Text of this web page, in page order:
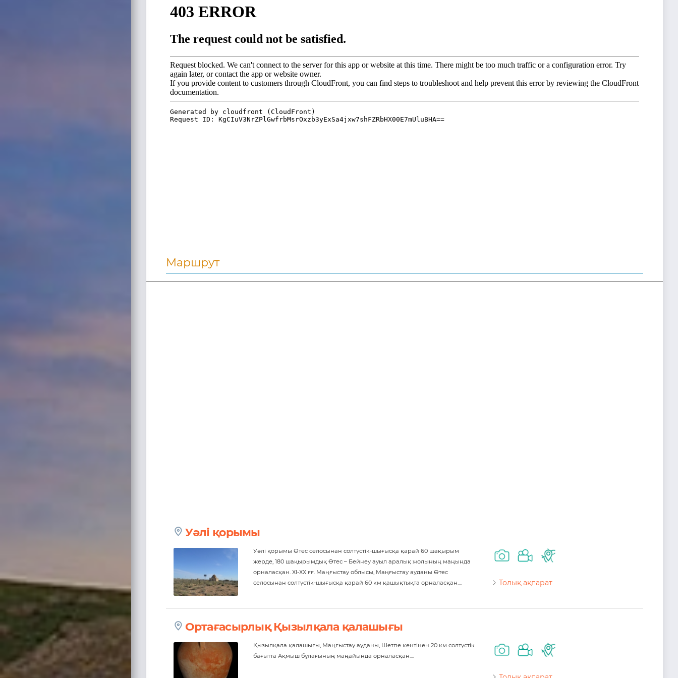
Маршрут
Уәлі қорымы
Уәлі қорымы Өтес селосынан солтүстік-шығысқа қарай 60 шақырым
жерде, 180 шақырымдық Өтес – Бейнеу ауыл аралық жолының маңында
орналасқан. ХI-ХХ ғғ. Маңғыстау облысы, Маңғыстау ауданы Өтес
селосынан солтүстік-шығысқа қарай 60 км қашықтықта орналасқан....
Толық ақпарат
Ортағасырлық Қызылқала қалашығы
Қызылқала қалашығы, Маңғыстау ауданы, Шетпе кентiнен 20 км солтүстiк
бағытта Ақмыш бұлағының маңайында орналасқан....